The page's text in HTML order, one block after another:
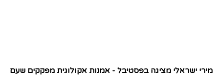
מירי ישראלי מציגה בפסטיבל - אמנות אקולוגית מפקקים שעם